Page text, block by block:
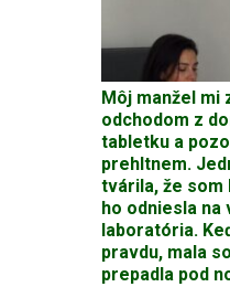
Môj manžel mi
odchodom z
tabletku a
prehltnem.
tvárila, že som
ho odniesla
laboratória.
pravdu, mala
prepadla pod